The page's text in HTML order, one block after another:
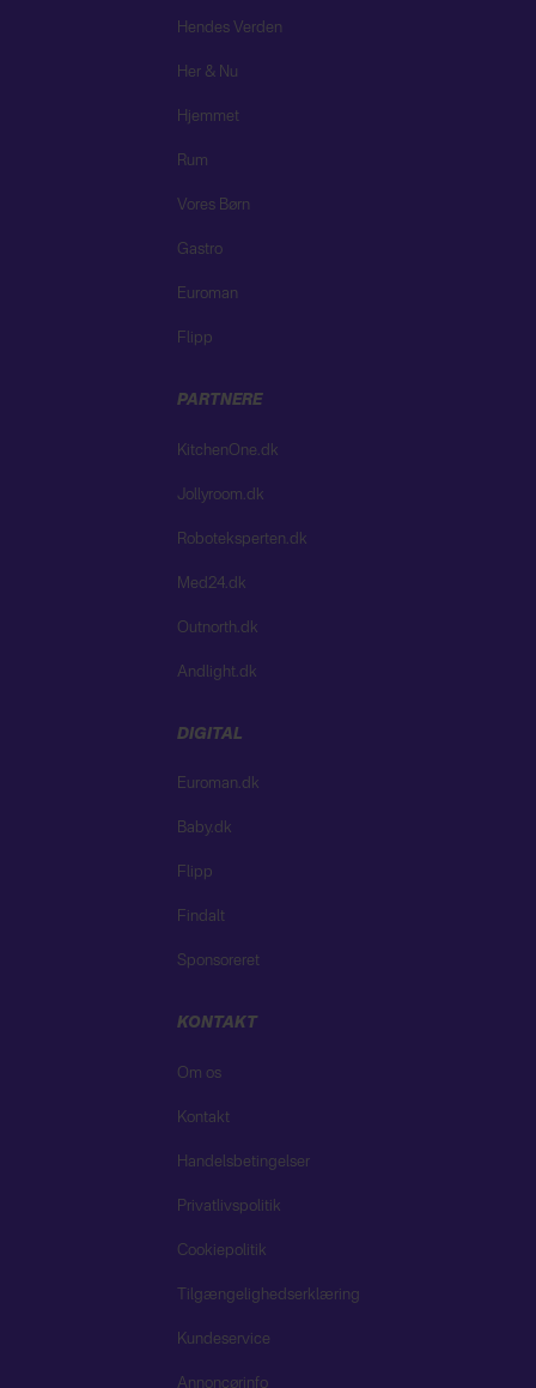
Hendes Verden
Her & Nu
Hjemmet
Rum
Vores Børn
Gastro
Euroman
Flipp
PARTNERE
KitchenOne.dk
Jollyroom.dk
Roboteksperten.dk
Med24.dk
Outnorth.dk
Andlight.dk
DIGITAL
Euroman.dk
Baby.dk
Flipp
Findalt
Sponsoreret
KONTAKT
Om os
Kontakt
Handelsbetingelser
Privatlivspolitik
Cookiepolitik
Tilgængelighedserklæring
Kundeservice
Annoncørinfo